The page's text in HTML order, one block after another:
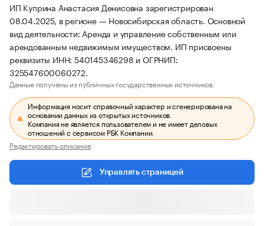
ИП Куприна Анастасия Денисовна зарегистрирован
08.04.2025, в регионе — Новосибирская область. Основной
вид деятельности: Аренда и управление собственным или
арендованным недвижимым имуществом. ИП присвоены
реквизиты ИНН: 540145346298 и ОГРНИП:
325547600060272.
Данные получены из публичных государственных источников.
Информация носит справочный характер и сгенерирована на
основании данных из открытых источников.
Компания не является пользователем и не имеет деловых
отношений с сервисом РБК Компании.
Редактировать описание
Управлять страницей